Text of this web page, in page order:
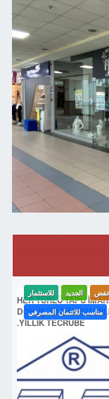
HER TÜRLÜ TAPU
DÖNÜŞÜM
YILLIK TECRÜBE.
خفض الجديد
للاستثمار
مناسب للائتمان المصرفي